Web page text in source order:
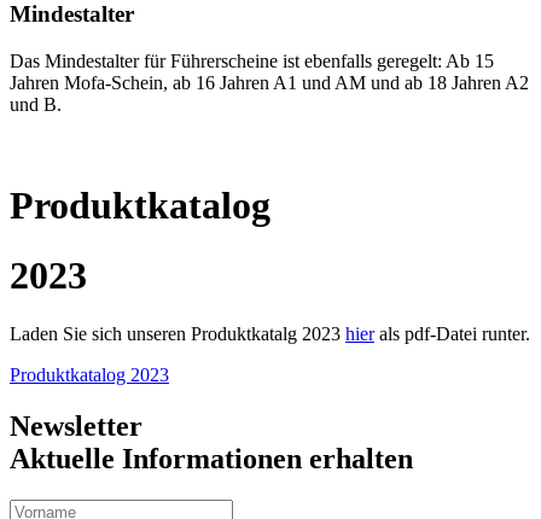
Mindestalter
Das Mindestalter für Führerscheine ist ebenfalls geregelt: Ab 15
Jahren Mofa-Schein, ab 16 Jahren A1 und AM und ab 18 Jahren A2
und B.
Produktkatalog
2023
Laden Sie sich unseren Produktkatalg 2023 hierals pdf-Datei runter.
Produktkatalog 2023
Newsletter
Aktuelle Informationen erhalten